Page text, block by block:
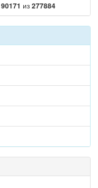
90171 из 277884